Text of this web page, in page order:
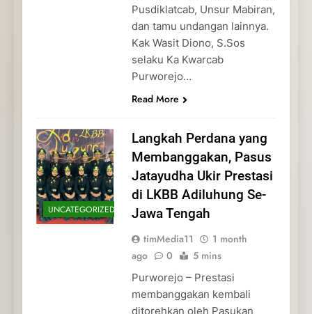
Pusdiklatcab, Unsur Mabiran,
dan tamu undangan lainnya.
Kak Wasit Diono, S.Sos
selaku Ka Kwarcab
Purworejo…
Read More
UNCATEGORIZED
Langkah Perdana yang
Membanggakan, Pasus
Jatayudha Ukir Prestasi
di LKBB Adiluhung Se-
Jawa Tengah
timMedia11
1 month
ago
0 5 mins
Purworejo – Prestasi
membanggakan kembali
ditorehkan oleh Pasukan